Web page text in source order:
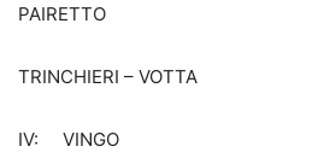
PAIRETTO
TRINCHIERI – VOTTA
IV: VINGO